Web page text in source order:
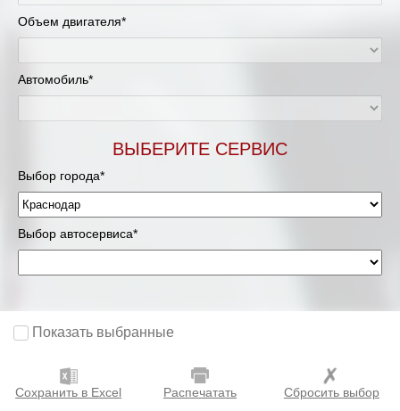
Объем двигателя*
Автомобиль*
ВЫБЕРИТЕ СЕРВИС
Выбор города*
Выбор автосервиса*
Показать выбранные
Сохранить в Excel Распечатать Сбросить выбор